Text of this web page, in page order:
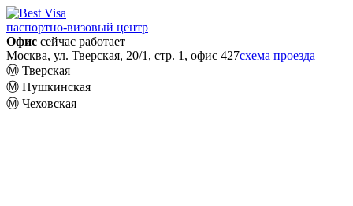
паспортно-визовый центр
Офис сейчас работает
Москва, ул. Тверская, 20/1, стр. 1, офис 427схема проезда
Ⓜ️ Тверская
Ⓜ️ Пушкинская
Ⓜ️ Чеховская